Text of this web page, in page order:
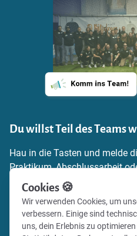
Du willst Teil des Teams
Hau in die Tasten und melde
Praktikum, Abschlussarbeit
findest du die Möglichkeit,
Verantwortung zu
zu sammeln. Schick uns
Bewerbungsunterlagen und
Cookies 🍪
Wir verwenden Cookies, um
verbessern. Einige sind
uns, dein Erlebnis zu